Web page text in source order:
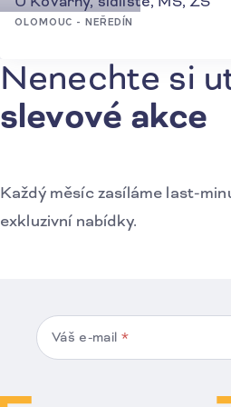
OLOMOUC - NEŘEDÍN
Přihlášení k odběru
Nenechte si
slevové akce
Každý měsíc zasíláme last-
exkluzivní nabídky.
Váš e-mail *